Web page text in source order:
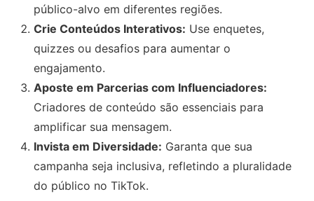
público-alvo em diferentes regiões.
Crie Conteúdos Interativos: Use enquetes,
quizzes ou desafios para aumentar o
engajamento.
Aposte em Parcerias com Influenciadores:
Criadores de conteúdo são essenciais para
amplificar sua mensagem.
Invista em Diversidade: Garanta que sua
campanha seja inclusiva, refletindo a pluralidade
do público no TikTok.